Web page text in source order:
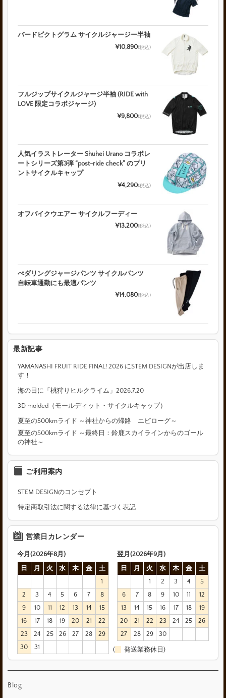
バードピクトグラム サイクルジャージー半袖
¥10,890(税込)
フルジップサイクルジャージ半袖 (RIDE with
LOVE 限定コラボジャージ)
¥9,800(税込)
人気イラストレーター Shuhei Urano コラボレ
ートシリーズ第3弾 “post-ride check” のプリ
ントサイクルキャップ
¥4,290(税込)
オフバイクウエアー サイクルフーディー
¥13,200(税込)
ぺダリングジャージパンツ サイクルパンツ
自転車通勤にも最適パンツ
¥14,080(税込)
最新記事
YAMANASHI FRUIT RIDE FINAL! 2026 にSTEM DESIGNが出店しま
す！
海の日に「桃狩りヒルクライム」2026.7.20
3D molded（モールディット・サイクルキャップ）
夏至の500kmライド ～神社からの帰路 エピローグ～
夏至の500kmライド ～最終日：鈴鹿スカイラインからのゴール
の神社～
ご利用案内
STEM DESIGNのコンセプト
特定商取引法に関する法律に基づく表記
営業日カレンダー
今月(2026年8月)
日
月 火 水 木 金
土
1
2
3 4 5 6 7
8
9
10 11 12 13 14
15
16
17 18 19 20 21
22
23
24 25 26 27 28
29
30
31
翌月(2026年9月)
日
月 火 水 木 金
土
1
2 3 4
5
6
7 8 9 10 11
12
13
14 15 16 17 18
19
20
21 22 23 24 25
26
27
28 29 30
( 発送業務休日)
Blog